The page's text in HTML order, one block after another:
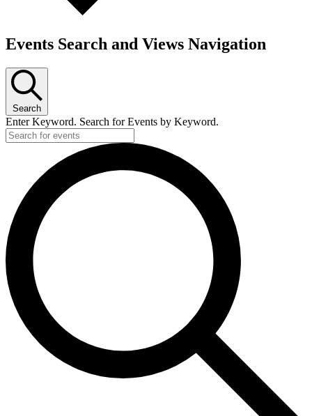
Events Search and Views Navigation
Search
Enter Keyword. Search for Events by Keyword.